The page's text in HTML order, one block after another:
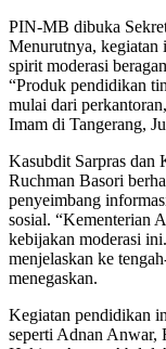
PIN-MB dibuka
Menurutnya, kegiatan
spirit moderasi
“Produk pendidikan
mulai dari
Imam di Tangerang,
Kasubdit Sarpras dan
Ruchman Basori
penyeimbang
sosial. “Kementerian
kebijakan moderasi
menjelaskan ke
menegaskan.
Kegiatan pendidikan
seperti Adnan